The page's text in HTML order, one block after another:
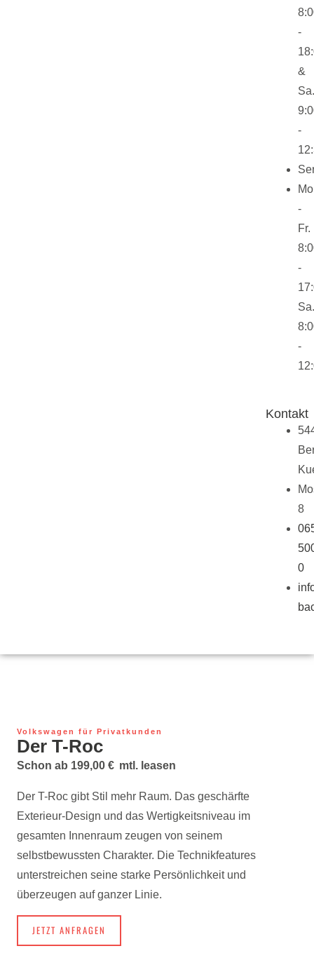
-
&
-
-
Fr.
-
-
Kontakt
8
0
Volkswagen für Privatkunden
Der T-Roc
Schon ab 199,00 € mtl. leasen
Der T-Roc gibt Stil mehr Raum. Das geschärfte
Exterieur-Design und das Wertigkeitsniveau im
gesamten Innenraum zeugen von seinem
selbstbewussten Charakter. Die Technikfeatures
unterstreichen seine starke Persönlichkeit und
überzeugen auf ganzer Linie.
JETZT ANFRAGEN